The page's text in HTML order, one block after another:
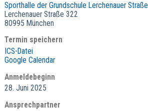
Sporthalle der Grundschule Lerchenauer Straße
Lerchenauer Straße 322
80995 München
Termin speichern
ICS-Datei
Google Calendar
Anmeldebeginn
28. Juni 2025
Ansprechpartner